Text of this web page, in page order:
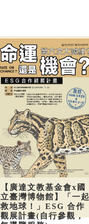
【廣達文教基金會x國
立臺灣博物館】「一起
救地球！」ESG 合作
觀展計畫(自行參觀，